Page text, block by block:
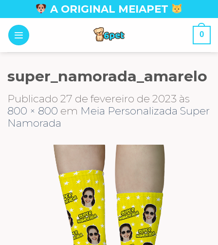
to
content
A ORIGINAL MEIAPET
0
super_namorada_amarelo
Publicado 27 de fevereiro de 2023 às
800 × 800 em Meia Personalizada Super
Namorada